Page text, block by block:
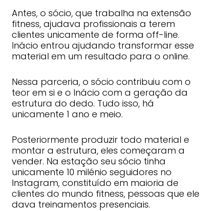
Antes, o sócio, que trabalha na extensão
fitness, ajudava profissionais a terem
clientes unicamente de forma off-line.
Inácio entrou ajudando transformar esse
material em um resultado para o online.
Nessa parceria, o sócio contribuiu com o
teor em si e o Inácio com a geração da
estrutura do dedo. Tudo isso, há
unicamente 1 ano e meio.
Posteriormente produzir todo material e
montar a estrutura, eles começaram a
vender. Na estação seu sócio tinha
unicamente 10 milénio seguidores no
Instagram, constituído em maioria de
clientes do mundo fitness, pessoas que ele
dava treinamentos presenciais.